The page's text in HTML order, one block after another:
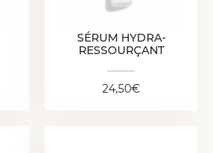
SÉRUM HYDRA-
RESSOURÇANT
24,50€
24,50